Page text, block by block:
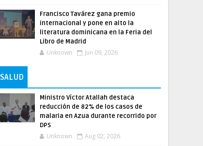
Francisco Tavárez gana premio
internacional y pone en alto la
literatura dominicana en la Feria del
Libro de Madrid
Unknown Jun 09, 2026
SALUD
Ministro Víctor Atallah destaca
reducción de 82% de los casos de
malaria en Azua durante recorrido por
DPS
Unknown Aug 02, 2026